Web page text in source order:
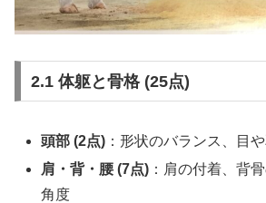
2.1 体躯と骨格 (25点)
頭部 (2点) ：形状のバランス、目
肩・背・腰 (7点) ：肩の付着、背
角度